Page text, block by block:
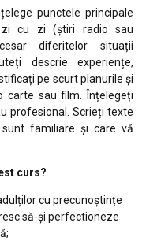
punctele principale
zi cu zi (știri radio sau
diferitelor situații
descrie experiențe,
pe scurt planurile și
carte sau film. Înțelegeți
profesional. Scrieți texte
familiare și care vă
curs?
cu precunoștințe
să-și perfectioneze